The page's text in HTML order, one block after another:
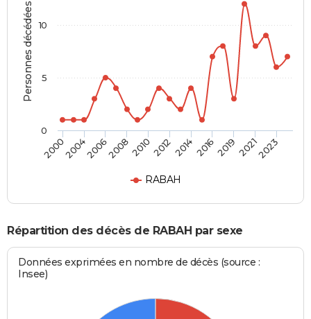
Personnes décédées
RABAH
20002004200620082010201220142016201920212023
0
5
10
Répartition des décès de RABAH par sexe
Données exprimées en nombre de décès (source :
Insee)